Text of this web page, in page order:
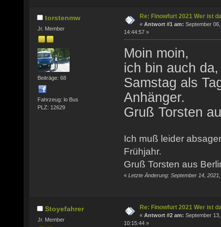
torstenmw
Jr. Member
Beiträge: 68
Fahrzeug: lo Bus
PLZ: 12629
Re: Finowfurt 2021 Wer ist
« Antwort #1 am: September
14:44:57 »
Moin moin,
ich bin auch
Samstag als
Anhänger.
Gruß Torsten
Ich muß leider
Frühjahr.
Gruß Torsten aus
« Letzte Änderung: September 14,
Stoyefahrer
Jr. Member
Re: Finowfurt 2021 Wer ist
« Antwort #2 am: September
10:15:44 »